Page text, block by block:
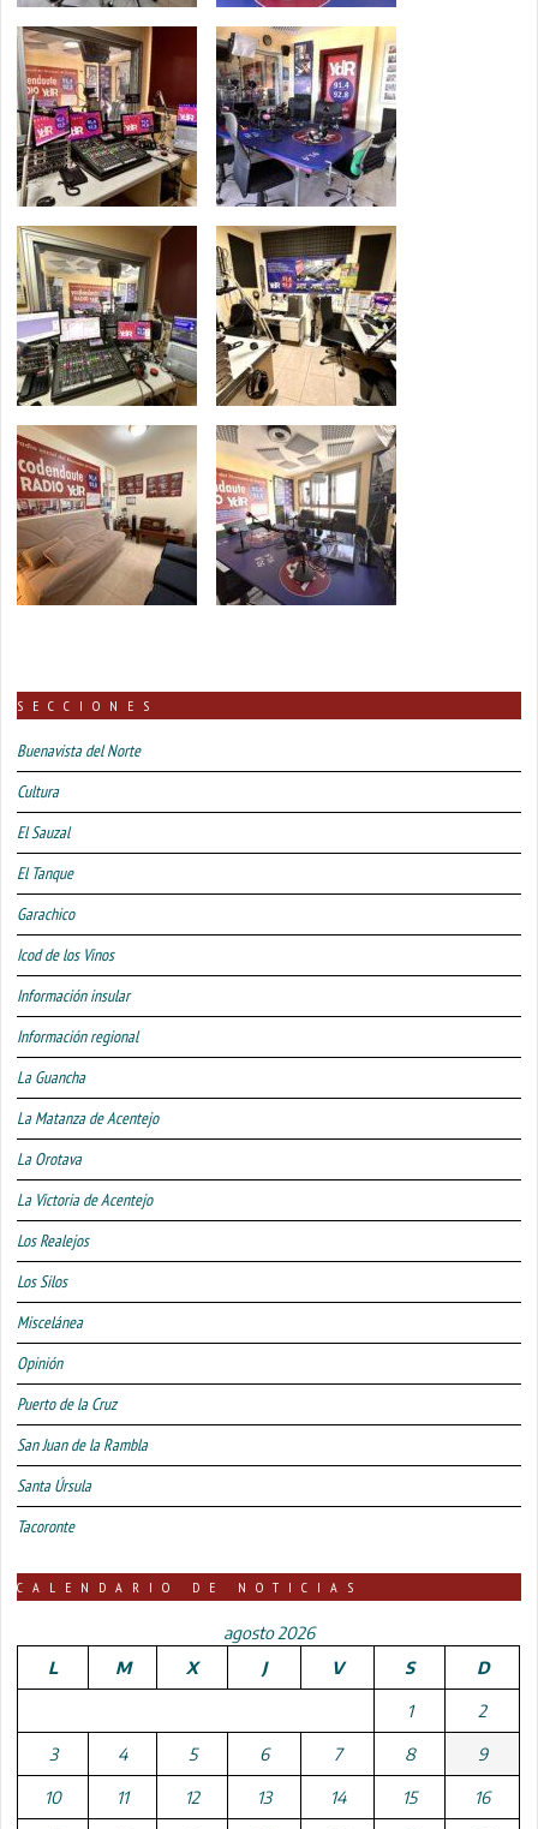
SECCIONES
Buenavista del Norte
Cultura
El Sauzal
El Tanque
Garachico
Icod de los Vinos
Información insular
Información regional
La Guancha
La Matanza de Acentejo
La Orotava
La Victoria de Acentejo
Los Realejos
Los Silos
Miscelánea
Opinión
Puerto de la Cruz
San Juan de la Rambla
Santa Úrsula
Tacoronte
CALENDARIO DE NOTICIAS
agosto 2026
L
M X J V S D
1 2
3 4 5 6 7 8 9
10 11 12 13 14 15 16